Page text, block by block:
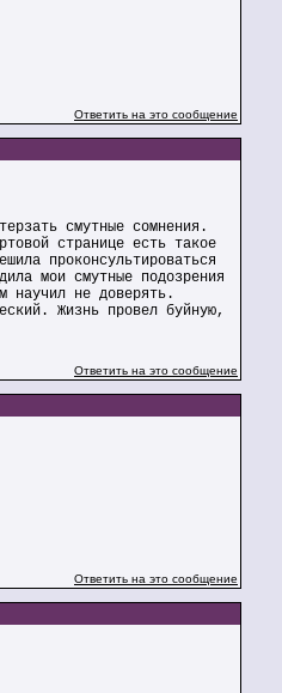
Ответить на это сообщение
смутные сомнения.
странице есть такое
проконсультироваться
мои смутные подозрения
научил не доверять.
Жизнь провел буйную,
Ответить на это сообщение
Ответить на это сообщение